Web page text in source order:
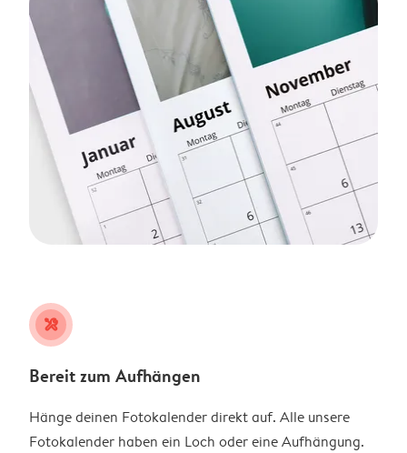
tools
Bereit zum Aufhängen
Hänge deinen Fotokalender direkt auf. Alle unsere
Fotokalender haben ein Loch oder eine Aufhängung.